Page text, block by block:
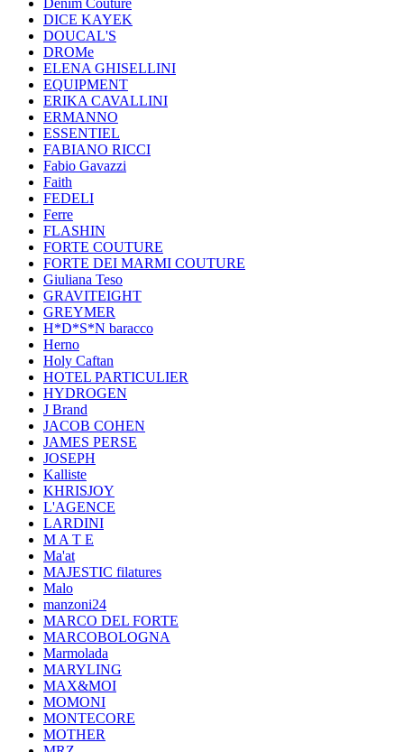
Denim Couture
DICE KAYEK
DOUCAL'S
DROMe
ELENA GHISELLINI
EQUIPMENT
ERIKA CAVALLINI
ERMANNO
ESSENTIEL
FABIANO RICCI
Fabio Gavazzi
Faith
FEDELI
Ferre
FLASHIN
FORTE COUTURE
FORTE DEI MARMI COUTURE
Giuliana Teso
GRAVITEIGHT
GREYMER
H*D*S*N baracco
Herno
Holy Caftan
HOTEL PARTICULIER
HYDROGEN
J Brand
JACOB COHEN
JAMES PERSE
JOSEPH
Kalliste
KHRISJOY
L'AGENCE
LARDINI
M A T E
Ma'at
MAJESTIC filatures
Malo
manzoni24
MARCO DEL FORTE
MARCOBOLOGNA
Marmolada
MARYLING
MAX&MOI
MOMONI
MONTECORE
MOTHER